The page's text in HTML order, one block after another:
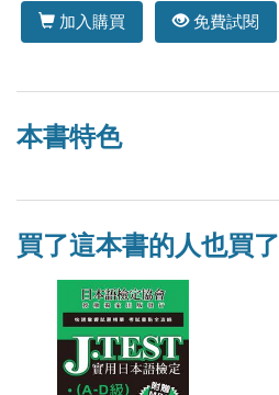
加入購買 免費試閱
本書特色
買了這本書的人也買了